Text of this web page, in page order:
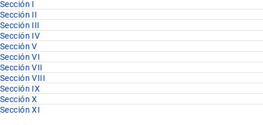
Sección I
Sección II
Sección III
Sección IV
Sección V
Sección VI
Sección VII
Sección VIII
Sección IX
Sección X
Sección XI